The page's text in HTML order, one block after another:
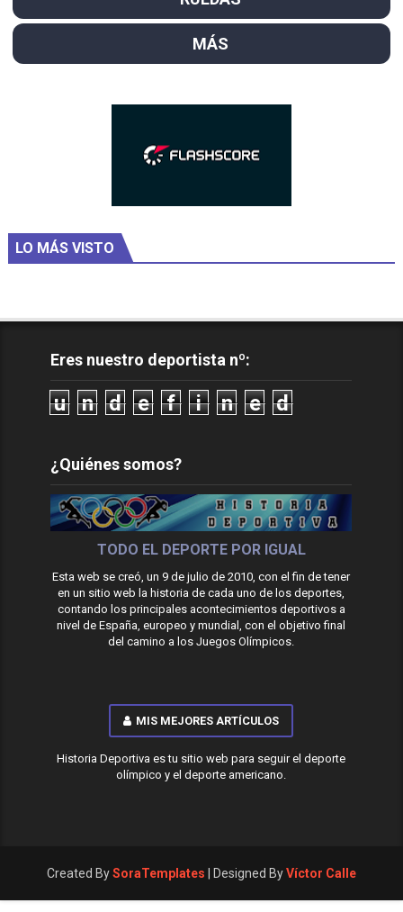
MÁS
LO MÁS VISTO
Eres nuestro deportista nº:
u n d e f i n e d
¿Quiénes somos?
TODO EL DEPORTE POR IGUAL
Esta web se creó, un 9 de julio de 2010, con el fin de tener
en un sitio web la historia de cada uno de los deportes,
contando los principales acontecimientos deportivos a
nivel de España, europeo y mundial, con el objetivo final
del camino a los Juegos Olímpicos.
MIS MEJORES ARTÍCULOS
Historia Deportiva es tu sitio web para seguir el deporte
olímpico y el deporte americano.
Created BySoraTemplates | Designed ByVíctor Calle